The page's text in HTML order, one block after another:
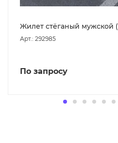
Жилет стёганый мужской
Арт.: 292985
По запросу